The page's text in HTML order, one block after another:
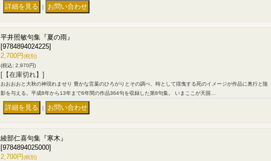
｜
平井照敏句集『夏の雨』
[9784894024225]
2,700円(税別)
(税込: 2,970円)
[【在庫切れ】]
おおおおと大秋の神現れませり 豊かな言葉のひろがりとその調べ、時として揺曳する死のイメージが作品に奥行と陰
影を与える。平成8年から13年まで6年間の作品364句を収録した第8句集。 いまここが天国…
｜
綾部仁喜句集『寒木』
[9784894025000]
2,700円(税別)